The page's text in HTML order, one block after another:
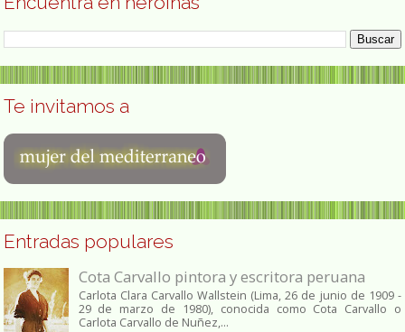
Te invitamos a
Entradas populares
Cota Carvallo pintora y escritora peruana
Carlota Clara Carvallo Wallstein (Lima, 26 de junio de 1909 -
29 de marzo de 1980), conocida como Cota Carvallo o
Carlota Carvallo de Nuñez,...